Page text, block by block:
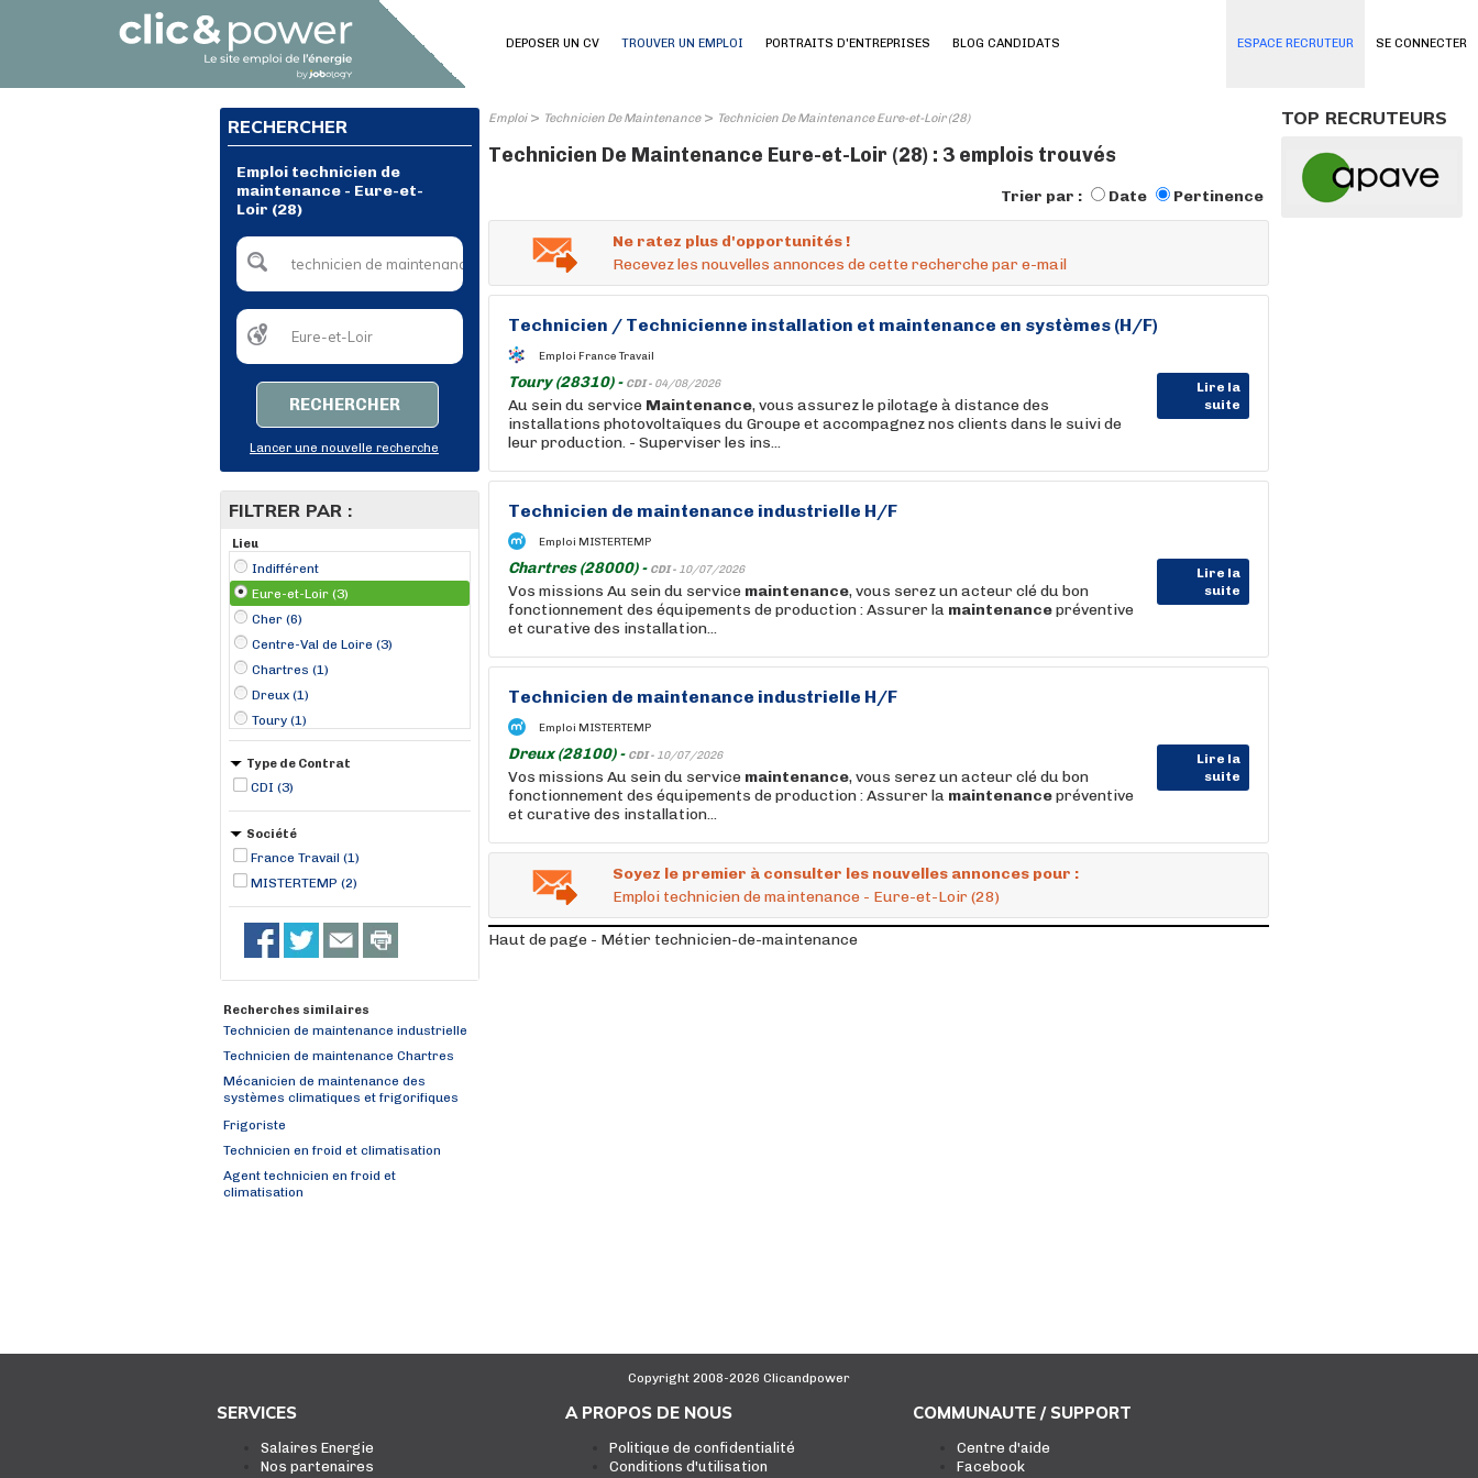
SE CONNECTER
DEPOSER UN CV TROUVER UN EMPLOI PORTRAITS D'ENTREPRISES BLOG CANDIDATS ESPACE RECRUTEUR
RECHERCHER
Emploi technicien de
maintenance - Eure-et-
Loir (28)
RECHERCHER
Lancer une nouvelle recherche
FILTRER PAR :
Lieu
Indifférent
Eure-et-Loir (3)
Cher (6)
Centre-Val de Loire (3)
Chartres (1)
Dreux (1)
Toury (1)
Type de Contrat
CDI (3)
Société
France Travail (1)
MISTERTEMP (2)
Recherches similaires
Technicien de maintenance industrielle
Technicien de maintenance Chartres
Mécanicien de maintenance des
systèmes climatiques et frigorifiques
Frigoriste
Technicien en froid et climatisation
Agent technicien en froid et
climatisation
Emploi> Technicien De Maintenance> Technicien De Maintenance Eure-et-Loir (28)
Technicien De Maintenance Eure-et-Loir (28) : 3 emplois trouvés
Trier par : Date Pertinence
Ne ratez plus d'opportunités !
Recevez les nouvelles annonces de cette recherche par e-mail
Technicien / Technicienne installation et maintenance en systèmes (H/F)
Emploi France Travail
Toury (28310) - CDI - 04/08/2026
Lire la
suite
Au sein du service Maintenance, vous assurez le pilotage à distance des
installations photovoltaïques du Groupe et accompagnez nos clients dans le suivi de
leur production. - Superviser les ins...
Technicien de maintenance industrielle H/F
Emploi MISTERTEMP
Chartres (28000) - CDI - 10/07/2026
Lire la
suite
Vos missions Au sein du service maintenance, vous serez un acteur clé du bon
fonctionnement des équipements de production : Assurer la maintenancepréventive
et curative des installation...
Technicien de maintenance industrielle H/F
Emploi MISTERTEMP
Dreux (28100) - CDI - 10/07/2026
Lire la
suite
Vos missions Au sein du service maintenance, vous serez un acteur clé du bon
fonctionnement des équipements de production : Assurer la maintenancepréventive
et curative des installation...
Soyez le premier à consulter les nouvelles annonces pour :
Emploi technicien de maintenance - Eure-et-Loir (28)
Haut de page - Métier technicien-de-maintenance
TOP RECRUTEURS
Copyright 2008-2026 Clicandpower
SERVICES
Salaires Energie
Nos partenaires
A PROPOS DE NOUS
Politique de confidentialité
Conditions d'utilisation
COMMUNAUTE / SUPPORT
Centre d'aide
Facebook